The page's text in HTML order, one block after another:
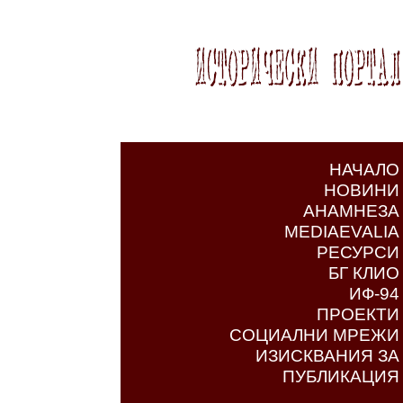
НАЧАЛО
НОВИНИ
АНАМНЕЗА
MEDIAEVALIA
РЕСУРСИ
БГ КЛИО
ИФ-94
ПРОЕКТИ
СОЦИАЛНИ МРЕЖИ
ИЗИСКВАНИЯ ЗА
ПУБЛИКАЦИЯ